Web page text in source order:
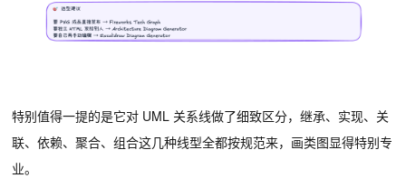
特别值得一提的是它对 UML 关系线做了细致区分，继承、实现、关
联、依赖、聚合、组合这几种线型全都按规范来，画类图显得特别专
业。